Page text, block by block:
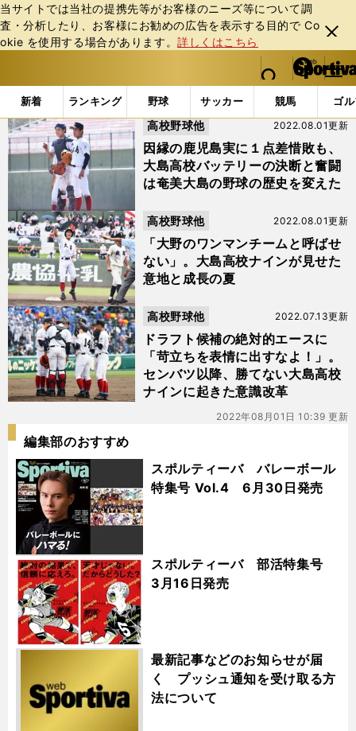
当サイトでは当社の提携先等がお客様のニーズ等について調
査・分析したり、お客様にお勧めの広告を表⽰する⽬的で Co
okie を使⽤する場合があります。詳しくはこちら
閉じ
る
web Sportiva (webスポルティーバ)
検索
マイペ
ー
ジ
メニュ
新着 ランキング 野球 サッカー 競馬 ゴ
b
ス
ポ
ル
ィ
バ
「#前山龍之助」の最新ニュース・ 情報
因縁の鹿児島実に１点差惜敗も、
大島高校バッテリーの決断と奮闘
は奄美大島の野球の歴史を変えた
2022.08.01更新
高校野球他
「大野のワンマンチームと呼ばせ
ない」。大島高校ナインが見せた
意地と成長の夏
2022.08.01更新
高校野球他
ドラフト候補の絶対的エースに
「苛立ちを表情に出すなよ！」。
センバツ以降、勝てない大島高校
ナインに起きた意識改革
2022.07.13更新
高校野球他
2022年08月01日 10:39 更新
編集部のおすすめ
スポルティーバ バレーボール
特集号 Vol.4 6月30日発売
スポルティーバ 部活特集号
3月16日発売
最新記事などのお知らせが届
く プッシュ通知を受け取る方
法について